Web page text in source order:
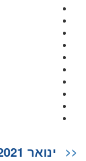
<< ינואר 2021